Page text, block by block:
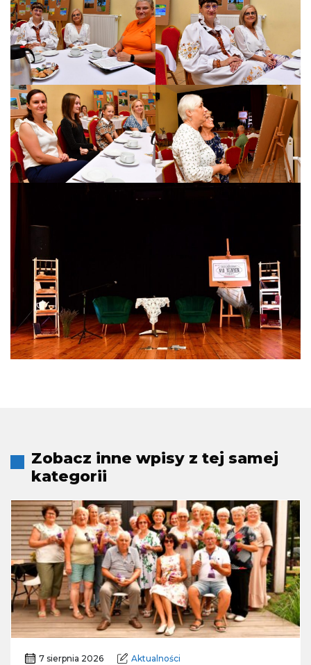
Zobacz inne wpisy z tej samej
kategorii
7 sierpnia 2026 Aktualności